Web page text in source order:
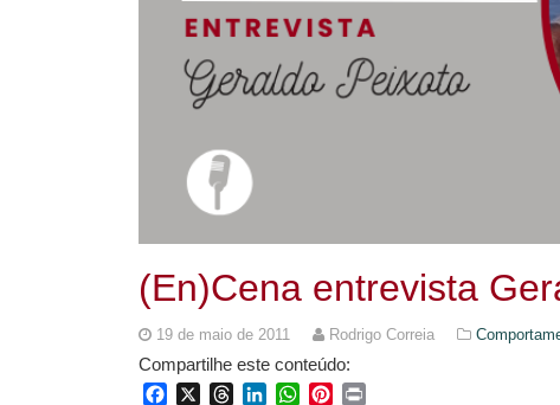
(En)Cena entrevista
19 de maio de 2011 Rodrigo Correia
Compartilhe este conteúdo:
FacebookThreadsLinkedInWhatsApp
Pinterest